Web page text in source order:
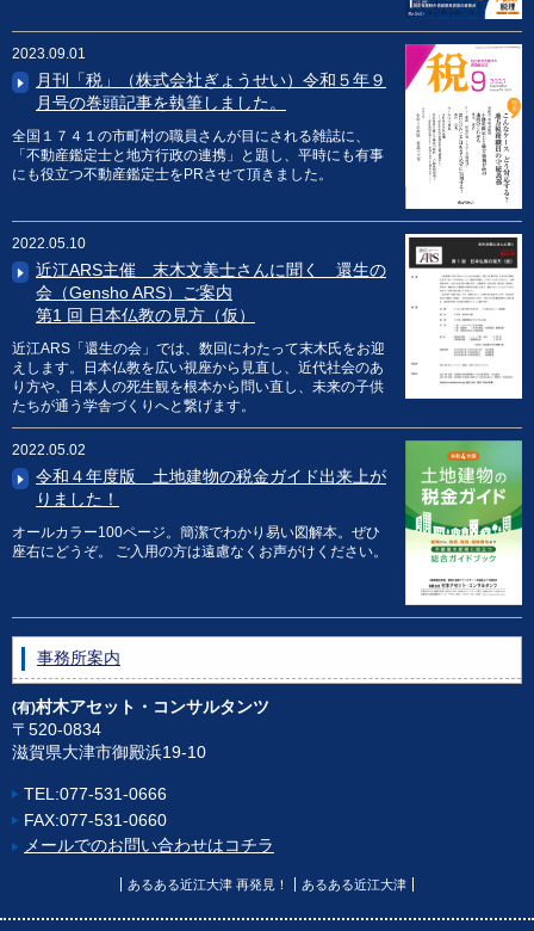
2023.09.01
月刊「税」（株式会社ぎょうせい）令和５年９
月号の巻頭記事を執筆しました。
全国１７４１の市町村の職員さんが目にされる雑誌に、
「不動産鑑定士と地方行政の連携」と題し、平時にも有事
にも役立つ不動産鑑定士をPRさせて頂きました。
2022.05.10
近江ARS主催 末木文美士さんに聞く 還生の
会（Gensho ARS）ご案内
第1 回 日本仏教の見方（仮）
近江ARS「還生の会」では、数回にわたって末木氏をお迎
えします。日本仏教を広い視座から見直し、近代社会のあ
り方や、日本人の死生観を根本から問い直し、未来の子供
たちが通う学舎づくりへと繋げます。
2022.05.02
令和４年度版 土地建物の税金ガイド出来上が
りました！
オールカラー100ページ。簡潔でわかり易い図解本。ぜひ
座右にどうぞ。 ご入用の方は遠慮なくお声がけください。
事務所案内
(有)村木アセット・ コンサルタンツ
〒520-0834
滋賀県大津市御殿浜19-10
TEL:077-531-0666
FAX:077-531-0660
メールでのお問い合わせはコチラ
あるある近江大津 再発見！ あるある近江大津